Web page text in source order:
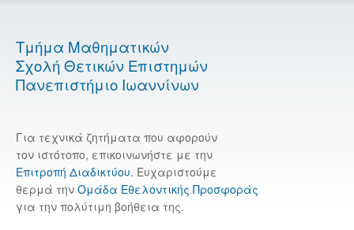
Τμήμα Μαθηματικών
Σχολή Θετικών Επιστημών
Πανεπιστήμιο Ιωαννίνων
Για τεχνικά ζητήματα που αφορούν
τον ιστότοπο, επικοινωνήστε με την
Επιτροπή Διαδικτύου. Ευχαριστούμε
θερμά την Ομάδα Εθελοντικής Προσφοράς
για την πολύτιμη βοήθεια της.